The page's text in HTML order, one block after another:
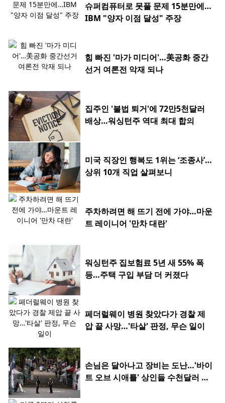
슈퍼컴퓨터로 못풀 문제 15분만에…
IBM "양자 이점 달성" 주장
힘 빠진 '마가 미디어'…美공화 중간
선거 여론전 악재 되나
집주인 '불법 퇴거'에 72만5천달러
배상…워싱턴주 역대 최대 합의
미국 직장인 행복도 1위는 ‘조종사’…
상위 10개 직업 살펴보니
주차하려면 해 뜨기 전에 가야…마운
트 레이니어 '만차 대란'
워싱턴주 집보험료 5년 새 55% 폭
등…주택 구입 부담 더 커졌다
페더럴웨이 병원 찾았다가 경찰 제
압 끝 사망…'타살' 판정, 무슨 일이
손님은 달아나고 장비는 도난…'바이
트 오브 시애틀' 상인들 수천달러 피